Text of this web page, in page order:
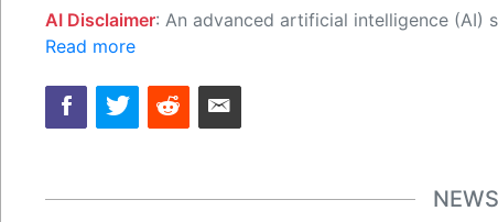
AI Disclaimer: An advanced artificial intelligence (AI) system generated the content of this page on its own. This innovative technology conducts extensive research from a variety of reliable sources, performs rigorous fact-checking and verification, cleans up and balances biased or
Read more